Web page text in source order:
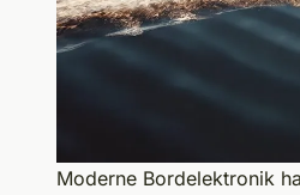
Moderne Bordelektronik